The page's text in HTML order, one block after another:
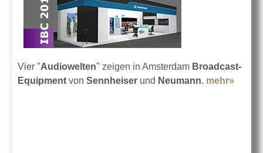
Vier "Audiowelten" zeigen in Amsterdam Broadcast-
Equipment von Sennheiser und Neumann. mehr»